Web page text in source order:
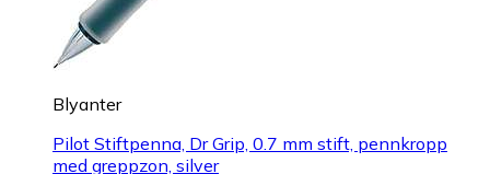
Blyanter
Pilot Stiftpenna, Dr Grip, 0.7 mm stift, pennkropp
med greppzon, silver